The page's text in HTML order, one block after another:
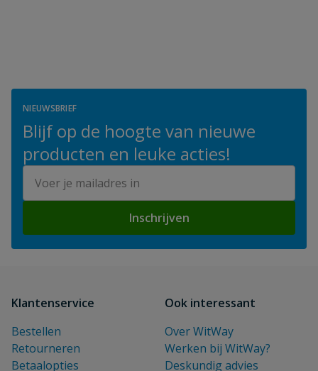
NIEUWSBRIEF
Blijf op de hoogte van nieuwe
producten en leuke acties!
Inschrijven
Klantenservice
Bestellen
Retourneren
Betaalopties
Ook interessant
Over WitWay
Werken bij WitWay?
Deskundig advies